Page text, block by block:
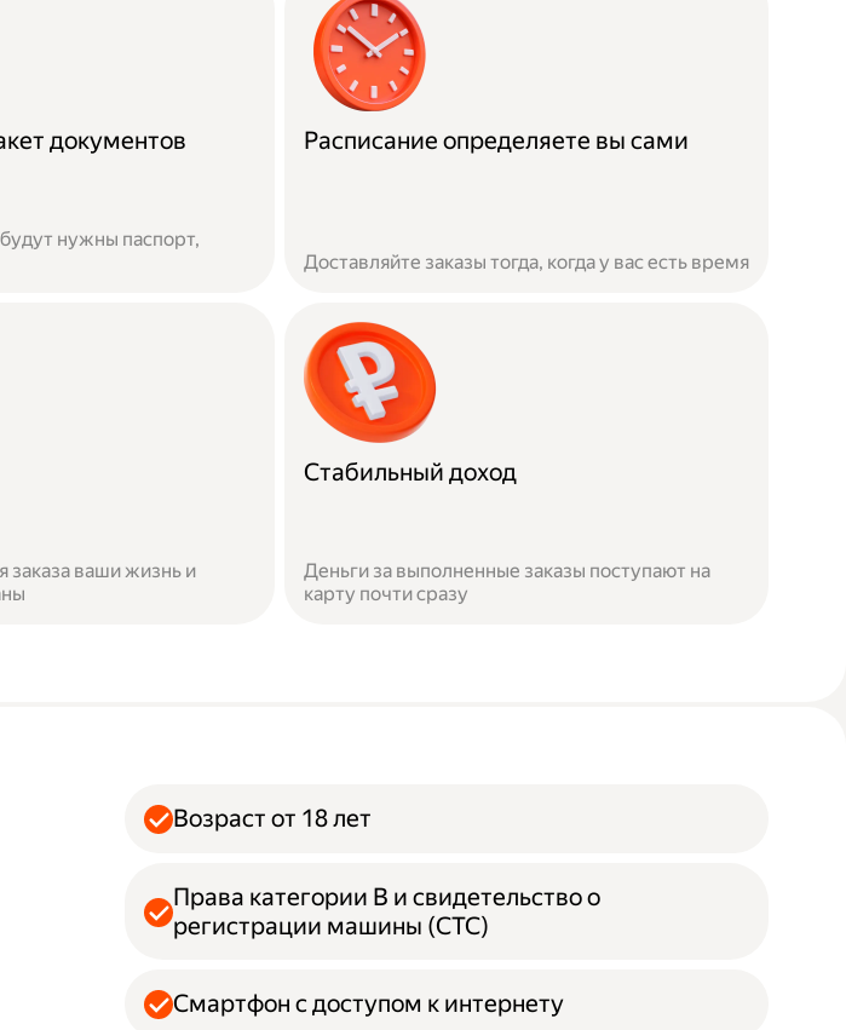
документов
нужны паспорт,
Расписание определяете вы сами
Доставляйте заказы тогда, когда у вас есть время
заказа ваши жизнь и
Стабильный доход
Деньги за выполненные заказы поступают на
карту почти сразу
Возраст от 18 лет
Права категории B и свидетельство о
регистрации машины (СТС)
Смартфон с доступом к интернету